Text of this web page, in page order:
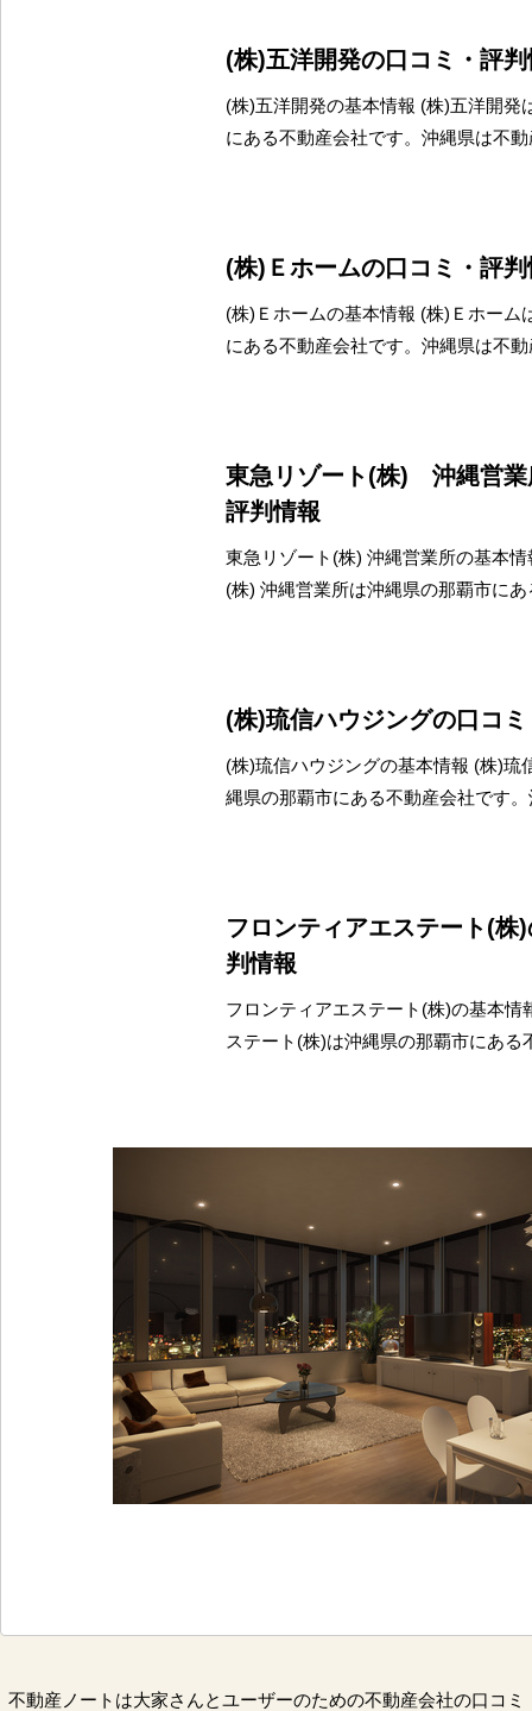
(株)五洋開発の口コミ・評
(株)五洋開発の基本情報 (株)五洋開発
にある不動産会社です。沖縄県は不
(株)Ｅホームの口コミ・評
(株)Ｅホームの基本情報 (株)Ｅホーム
にある不動産会社です。沖縄県は不
東急リゾート(株) 沖縄営業
評判情報
東急リゾート(株) 沖縄営業所の基本
(株) 沖縄営業所は沖縄県の那覇市に
(株)琉信ハウジングの口コ
(株)琉信ハウジングの基本情報 (株)琉
縄県の那覇市にある不動産会社です
フロンティアエステート(株
判情報
フロンティアエステート(株)の基本情
ステート(株)は沖縄県の那覇市にある
不動産ノートは大家さんとユーザーのための不動産会社の口コミ